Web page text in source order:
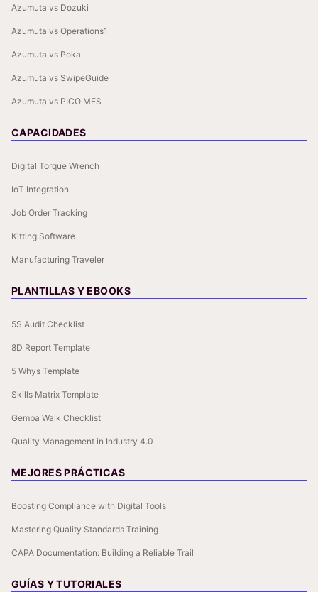
Azumuta vs Dozuki
Azumuta vs Operations1
Azumuta vs Poka
Azumuta vs SwipeGuide
Azumuta vs PICO MES
CAPACIDADES
Digital Torque Wrench
IoT Integration
Job Order Tracking
Kitting Software
Manufacturing Traveler
PLANTILLAS Y EBOOKS
5S Audit Checklist
8D Report Template
5 Whys Template
Skills Matrix Template
Gemba Walk Checklist
Quality Management in Industry 4.0
MEJORES PRÁCTICAS
Boosting Compliance with Digital Tools
Mastering Quality Standards Training
CAPA Documentation: Building a Reliable Trail
GUÍAS Y TUTORIALES